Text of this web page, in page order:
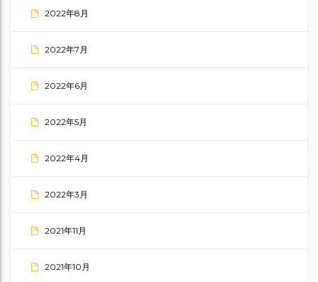
2022年8月
2022年7月
2022年6月
2022年5月
2022年4月
2022年3月
2021年11月
2021年10月